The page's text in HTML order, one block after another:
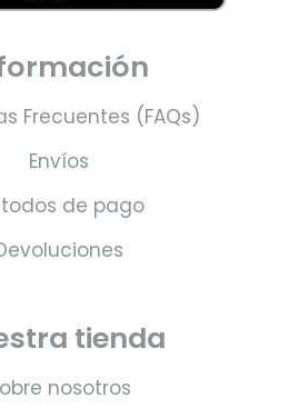
Frecuentes (FAQs)
Envíos
de pago
tienda
nosotros